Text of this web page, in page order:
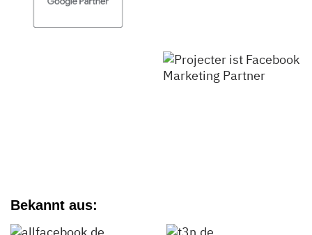
Bekannt aus: